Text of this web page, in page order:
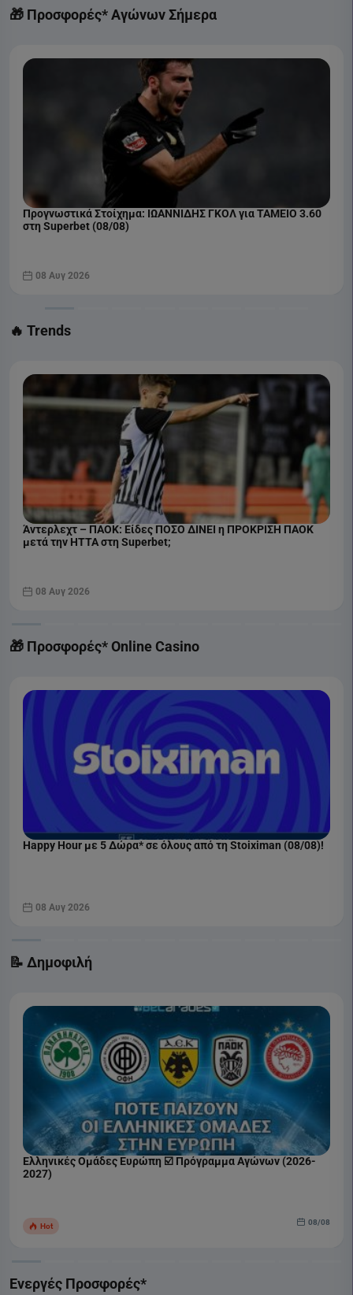
COSMOTE SPORT 2 HD
🎁 Προσφορές* Αγώνων Σήμερα
Προγνωστικά Στοίχημα: ΙΩΑΝΝΙΔΗΣ ΓΚΟΛ για ΤΑΜΕΙΟ 3.60
στη Superbet (08/08)
08 Αυγ 2026
🔥 Trends
Άντερλεχτ – ΠΑΟΚ: Είδες ΠΟΣΟ ΔΙΝΕΙ η ΠΡΟΚΡΙΣΗ ΠΑΟΚ
μετά την ΗΤΤΑ στη Superbet;
08 Αυγ 2026
🎁 Προσφορές* Online Casino
Happy Hour με 5 Δώρα* σε όλους από τη Stoiximan (08/08)!
08 Αυγ 2026
📝 Δημοφιλή
Ελληνικές Ομάδες Ευρώπη ☑️ Πρόγραμμα Αγώνων (2026-
2027)
Hot 08/08
Ενεργές Προσφορές*